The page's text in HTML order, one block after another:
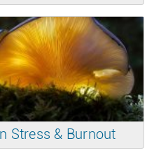
Stress & Burnout